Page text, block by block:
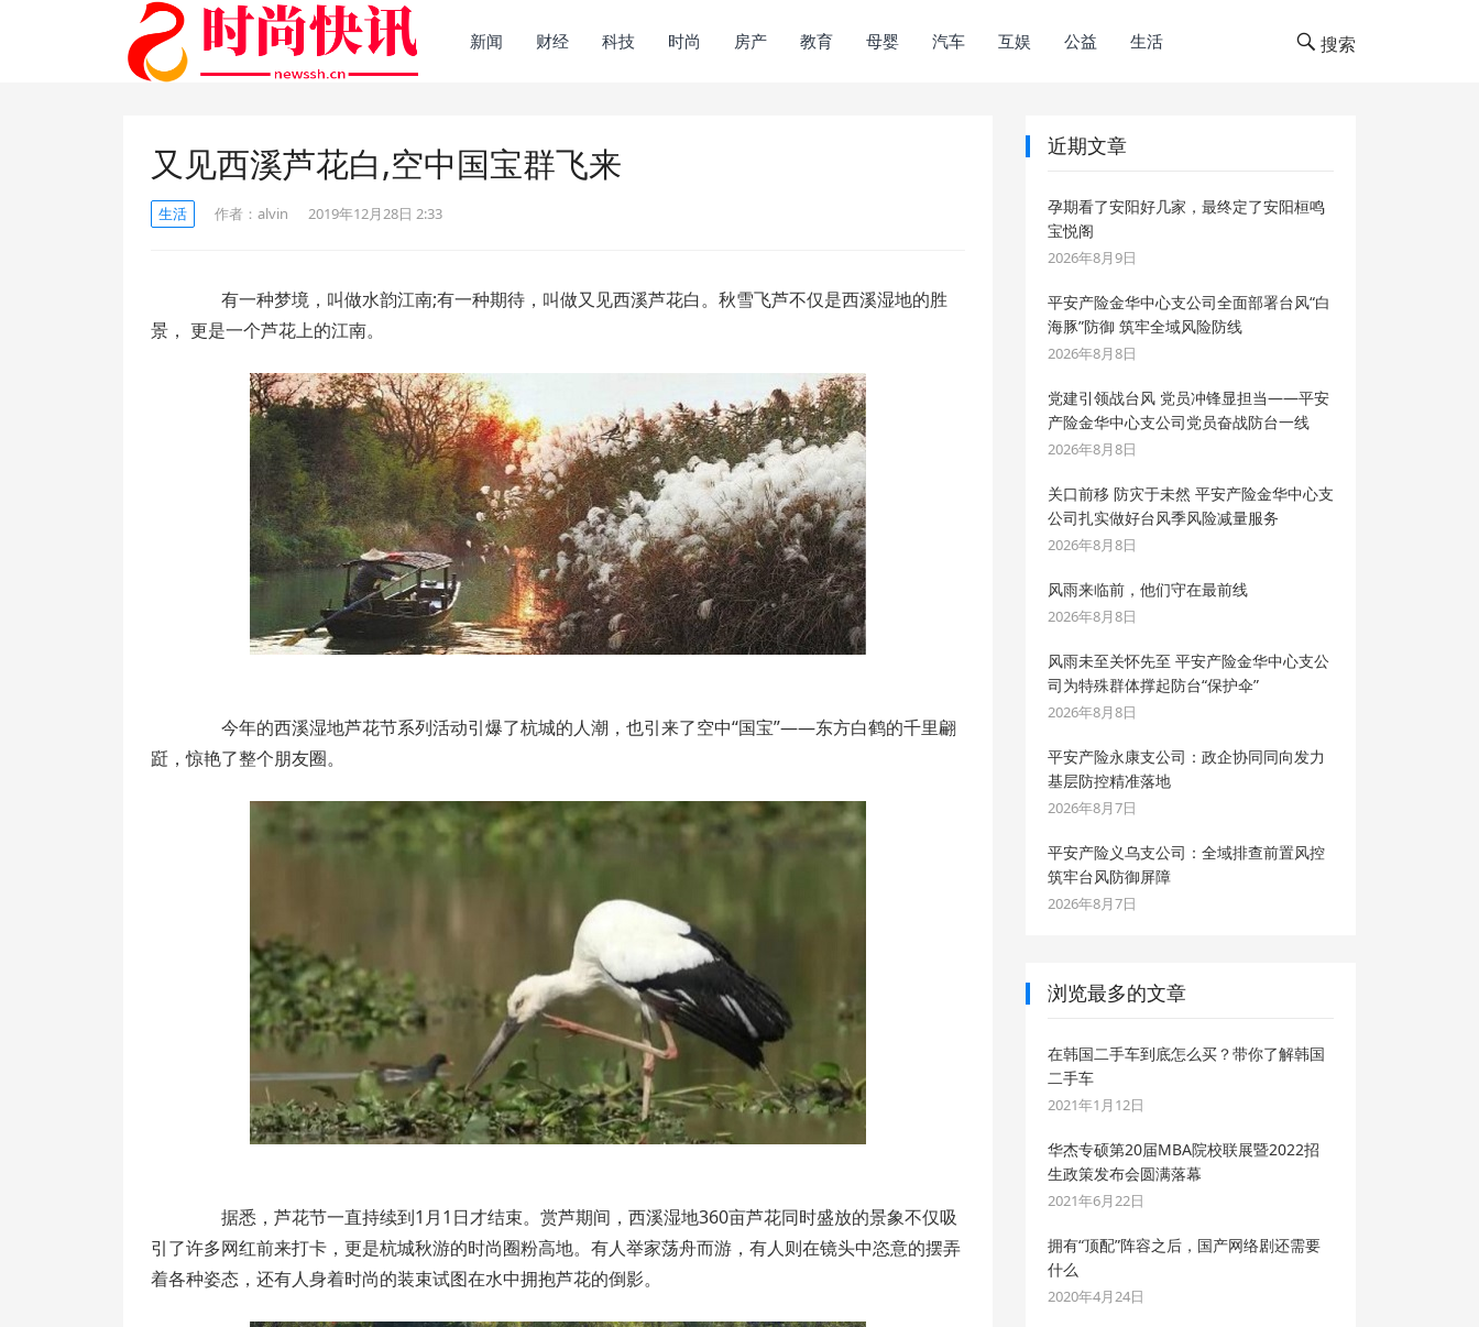
新闻 财经 科技 时尚 房产 教育 母婴 汽车 互娱 公益 生活 搜索
又见西溪芦花白,空中国宝群飞来
生活 作者： alvin 2019年12月28日 2:33
有一种梦境，叫做水韵江南;有一种期待，叫做又见西溪芦花白。秋雪飞芦不仅是西溪湿地的胜
景， 更是一个芦花上的江南。
今年的西溪湿地芦花节系列活动引爆了杭城的人潮，也引来了空中“国宝”——东方白鹤的千里翩
跹，惊艳了整个朋友圈。
据悉，芦花节一直持续到1月1日才结束。赏芦期间，西溪湿地360亩芦花同时盛放的景象不仅吸
引了许多网红前来打卡，更是杭城秋游的时尚圈粉高地。有人举家荡舟而游，有人则在镜头中恣意的摆弄
着各种姿态，还有人身着时尚的装束试图在水中拥抱芦花的倒影。
近期文章
孕期看了安阳好几家，最终定了安阳桓鸣
宝悦阁
2026年8月9日
平安产险金华中心支公司全面部署台风“白
海豚”防御 筑牢全域风险防线
2026年8月8日
党建引领战台风 党员冲锋显担当——平安
产险金华中心支公司党员奋战防台一线
2026年8月8日
关口前移 防灾于未然 平安产险金华中心支
公司扎实做好台风季风险减量服务
2026年8月8日
风雨来临前，他们守在最前线
2026年8月8日
风雨未至关怀先至 平安产险金华中心支公
司为特殊群体撑起防台“保护伞”
2026年8月8日
平安产险永康支公司：政企协同同向发力
基层防控精准落地
2026年8月7日
平安产险义乌支公司：全域排查前置风控
筑牢台风防御屏障
2026年8月7日
浏览最多的文章
在韩国二手车到底怎么买？带你了解韩国
二手车
2021年1月12日
华杰专硕第20届MBA院校联展暨2022招
生政策发布会圆满落幕
2021年6月22日
拥有“顶配”阵容之后，国产网络剧还需要
什么
2020年4月24日